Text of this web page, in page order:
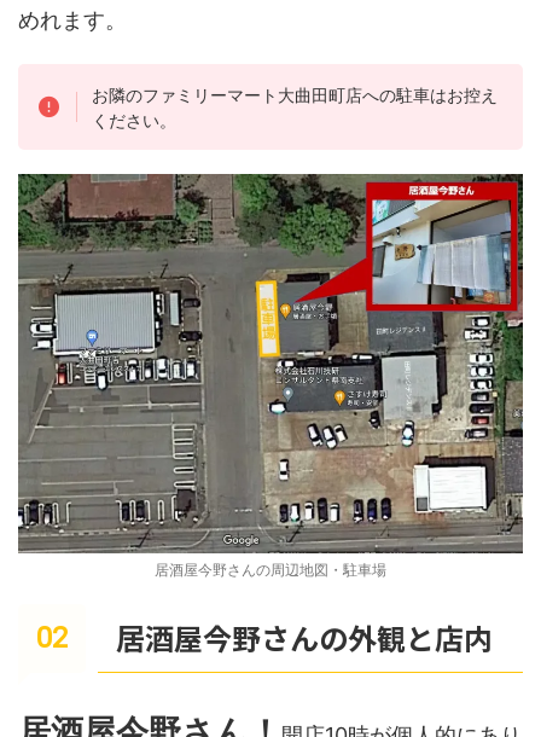
めれます。
お隣のファミリーマート大曲田町店への駐車はお控え
ください。
居酒屋今野さんの周辺地図・駐車場
居酒屋今野さんの外観と店内